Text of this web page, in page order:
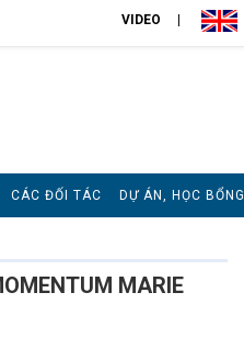
VIDEO
CÁC ĐỐI TÁC DỰ ÁN, HỌC BỔNG
MARIE